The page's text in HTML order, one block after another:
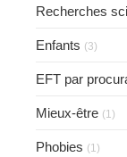
Recherches
Enfants (3)
EFT par
Mieux-être (1)
Phobies (1)